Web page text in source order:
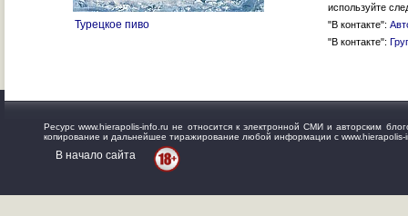
Турецкое пиво
используйте
"В контакте":
"В контакте":
Ресурс www.hierapolis-info.ru не относится к электронной СМИ и авторским
копирование и дальнейшее тиражирование любой информации с www.hierapolis-
В начало сайта